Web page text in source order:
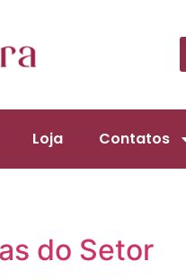
Loja Contatos
do Setor